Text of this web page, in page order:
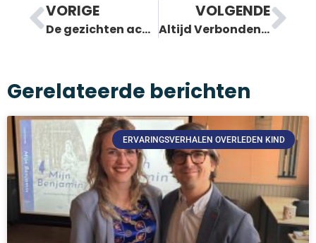
VORIGE
De gezichten achter NEL Magazine
VOLGENDE
Altijd Verbonden: ‘Het luisteren naar muziek heeft veel bijgedragen aan mijn proces van heling en van rouw’
Gerelateerde berichten
ERVARINGSVERHALEN OVERLEDEN KIND